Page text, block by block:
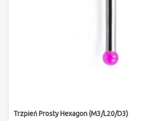
Trzpień Prosty Hexagon (M3/L20/D3)